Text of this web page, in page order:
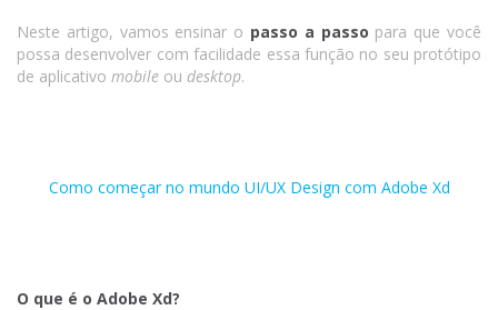
Neste artigo, vamos ensinar o passo a passo para que você
possa desenvolver com facilidade essa função no seu protótipo
de aplicativo mobile ou desktop.
Como começar no mundo UI/UX Design com Adobe Xd
O que é o Adobe Xd?